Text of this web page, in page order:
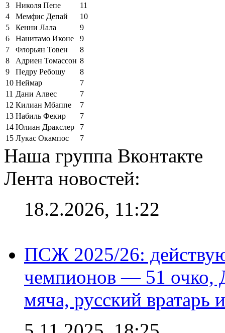
3
Николя Пепе
11
4
Мемфис Депай
10
5
Кенни Лала
9
6
Нанитамо Иконе
9
7
Флорьян Товен
8
8
Адриен Томассон 8
9
Педру Ребошу
8
10 Неймар
7
11 Дани Алвес
7
12 Килиан Мбаппе
7
13 Набиль Фекир
7
14 Юлиан Дракслер
7
15 Лукас Окампос 7
Наша группа Вконтакте
Лента новостей:
18.2.2026, 11:22
ПСЖ 2025/26:
чемпионов — 51 очко,
мяча, русский вратарь